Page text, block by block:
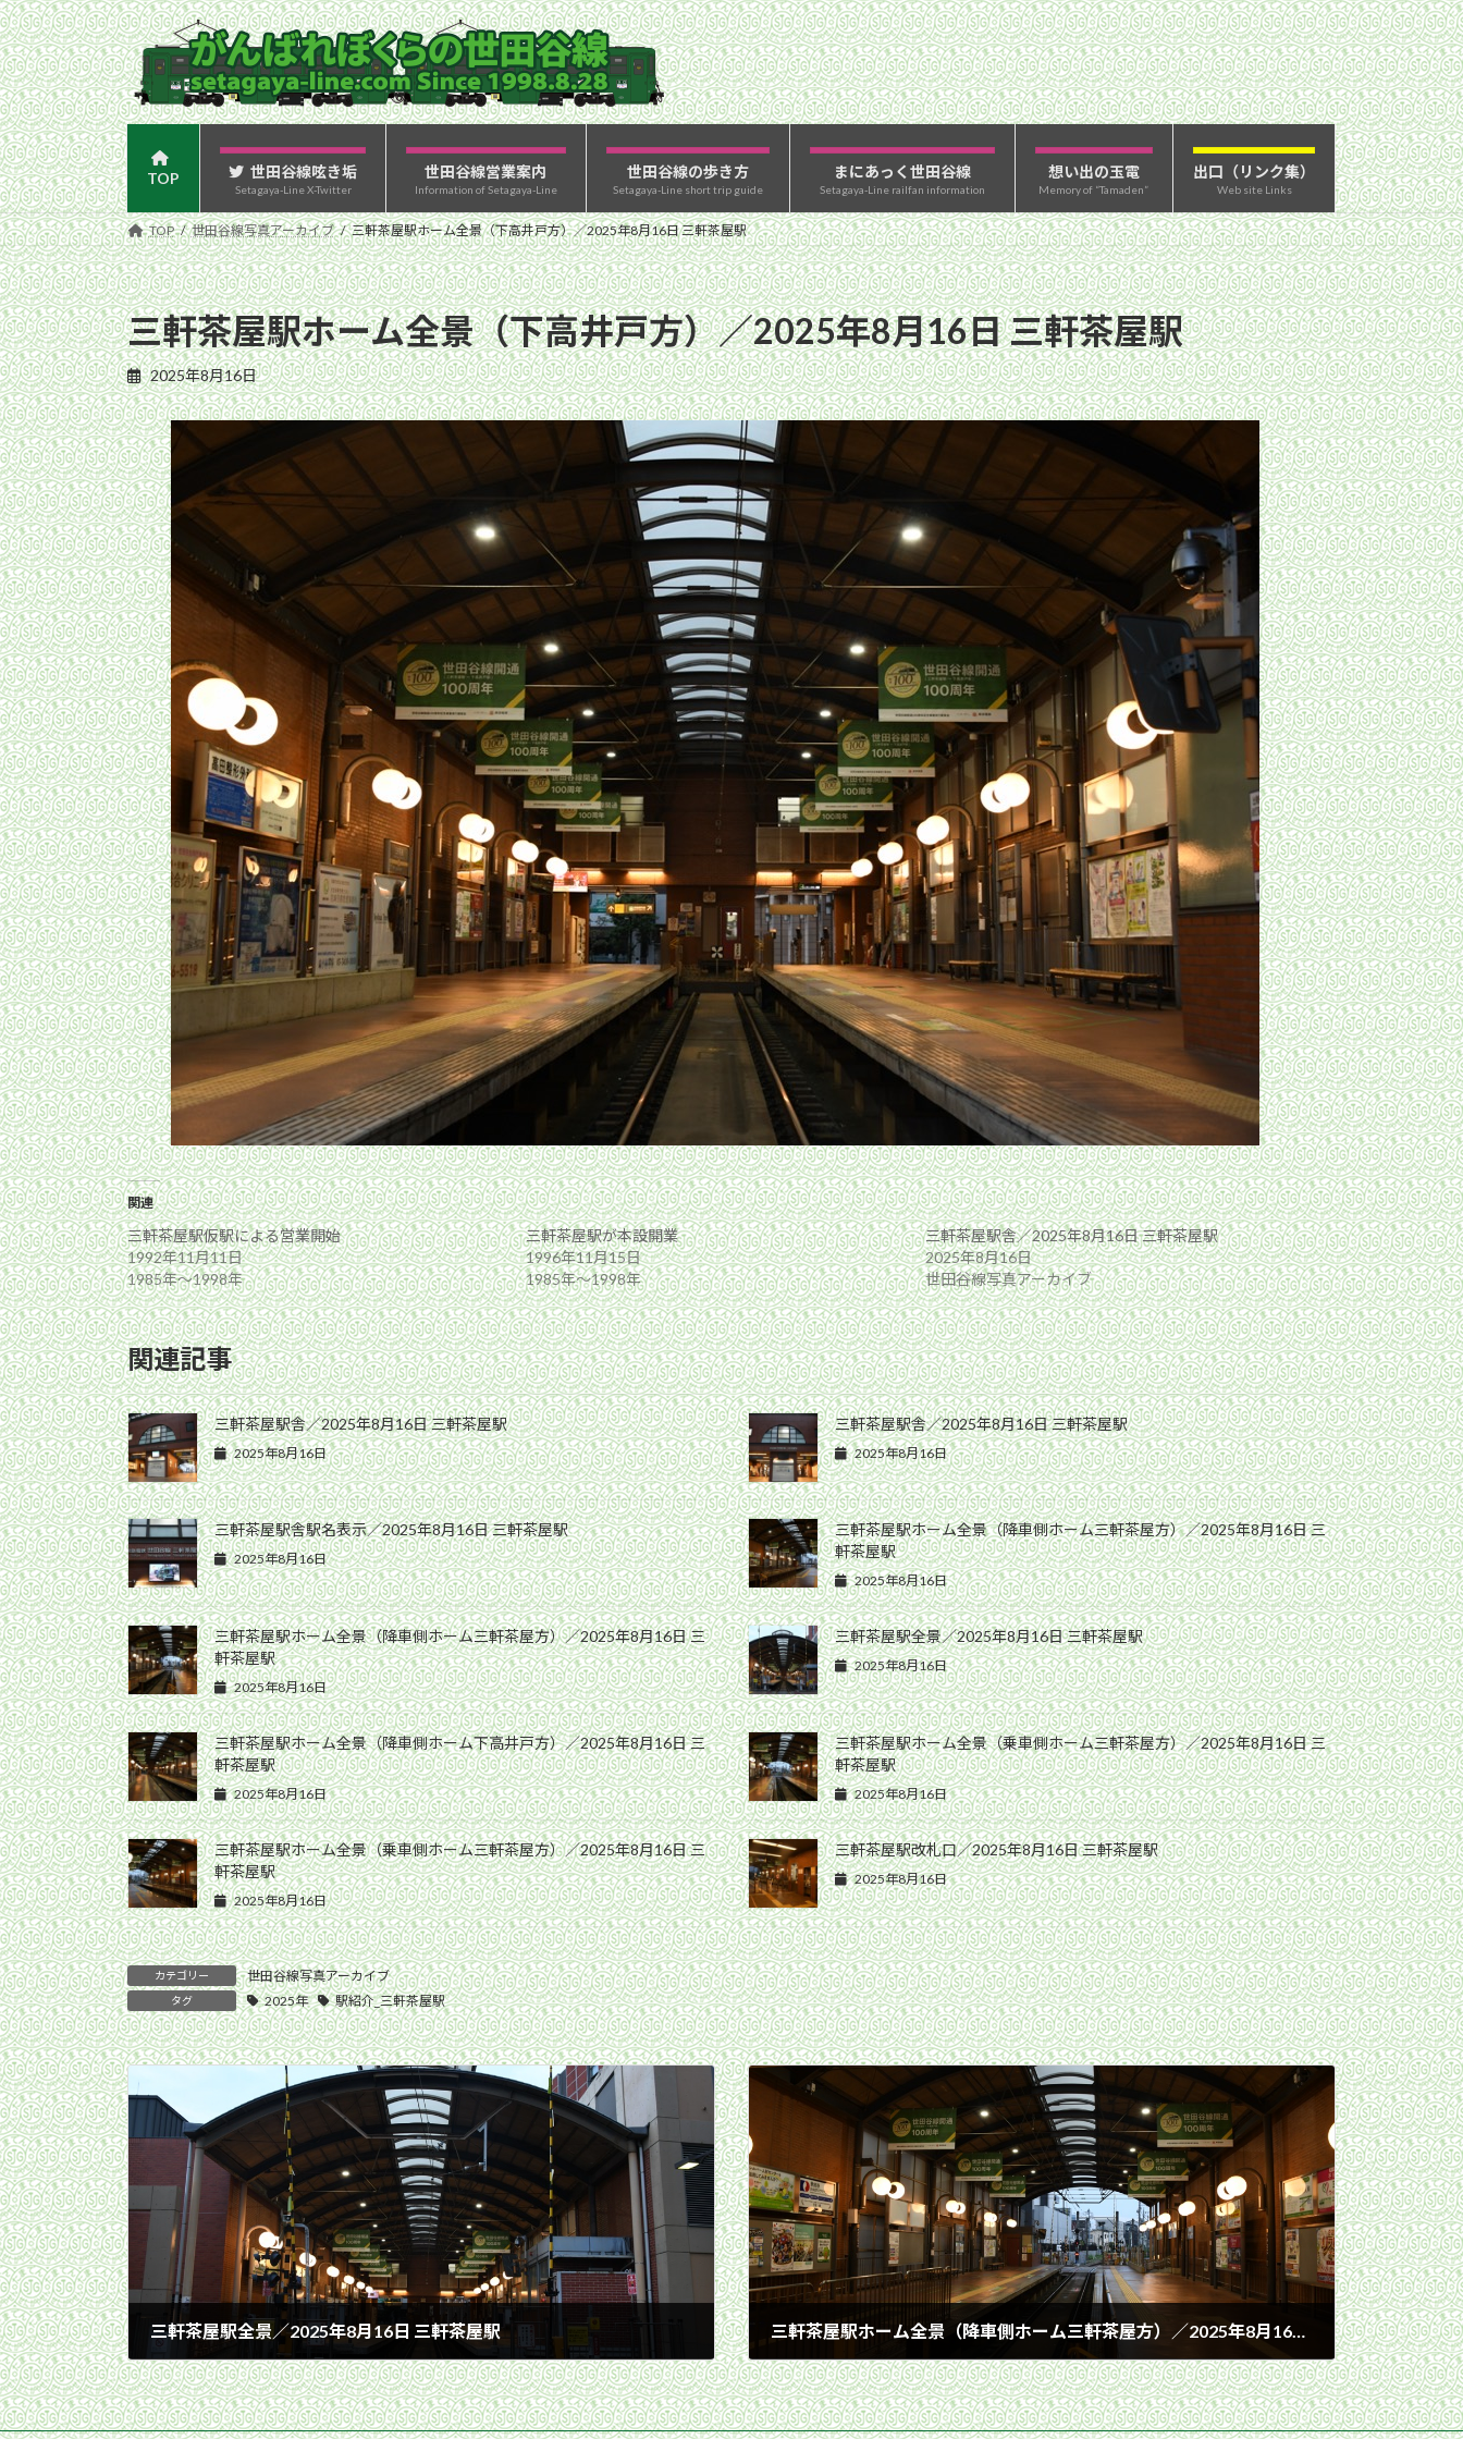
コ
ン
テ
ン
ツ
へ
ス
キ
ッ
プ
ナ
ビ
ゲ
ー
シ
ョ
ン
に
移
動
TOP 世田谷線呟き垢
Setagaya-Line X-Twitter
世田谷線営業案内
Information of Setagaya-Line
世田谷線の歩き方
Setagaya-Line short trip guide
まにあっく世田谷線
Setagaya-Line railfan information
想い出の玉電
Memory of “Tamaden”
出口（リンク集）
Web site Links
TOP 世田谷線写真アーカイブ 三軒茶屋駅ホーム全景（下高井戸方）／2025年8月16日 三軒茶屋駅
三軒茶屋駅ホーム全景（下高井戸方）／2025年8月16日 三軒茶屋駅
2025年8月16日
関連
三軒茶屋駅仮駅による営業開始
1992年11月11日
1985年〜1998年
三軒茶屋駅が本設開業
1996年11月15日
1985年〜1998年
三軒茶屋駅舎／2025年8月16日 三軒茶屋駅
2025年8月16日
世田谷線写真アーカイブ
関連記事
三軒茶屋駅舎／2025年8月16日 三軒茶屋駅
2025年8月16日
三軒茶屋駅舎／2025年8月16日 三軒茶屋駅
2025年8月16日
三軒茶屋駅舎駅名表示／2025年8月16日 三軒茶屋駅
2025年8月16日
三軒茶屋駅ホーム全景（降車側ホーム三軒茶屋方）／2025年8月16日 三
軒茶屋駅
2025年8月16日
三軒茶屋駅ホーム全景（降車側ホーム三軒茶屋方）／2025年8月16日 三
軒茶屋駅
2025年8月16日
三軒茶屋駅全景／2025年8月16日 三軒茶屋駅
2025年8月16日
三軒茶屋駅ホーム全景（降車側ホーム下高井戸方）／2025年8月16日 三
軒茶屋駅
2025年8月16日
三軒茶屋駅ホーム全景（乗車側ホーム三軒茶屋方）／2025年8月16日 三
軒茶屋駅
2025年8月16日
三軒茶屋駅ホーム全景（乗車側ホーム三軒茶屋方）／2025年8月16日 三
軒茶屋駅
2025年8月16日
三軒茶屋駅改札口／2025年8月16日 三軒茶屋駅
2025年8月16日
カテゴリー 世田谷線写真アーカイブ
タグ 2025年 駅紹介_三軒茶屋駅
三軒茶屋駅全景／2025年8月16日 三軒茶屋駅
2025年8月16日
三軒茶屋駅ホーム全景（降車側ホーム三軒茶屋方）／2025年8月16日 三軒茶屋駅
2025年8月16日